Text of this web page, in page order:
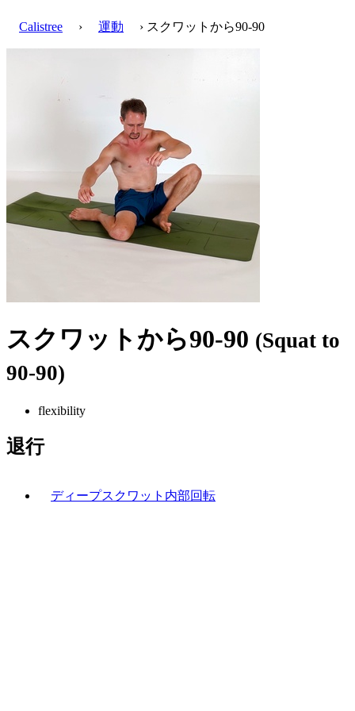
Calistree › 運動 › スクワットから90-90
スクワットから90-90 (Squat to
90-90)
flexibility
退行
ディープスクワット内部回転